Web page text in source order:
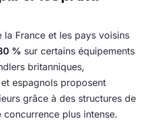
France et les pays voisins
% sur certains équipements
britanniques,
espagnols proposent
grâce à des structures de
plus intense.